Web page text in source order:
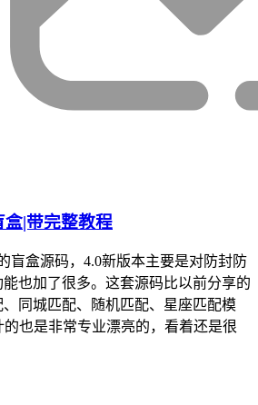
盒|带完整教程
盲盒源码，4.0新版本主要是对防封防
也加了很多。这套源码比以前分享的
同城匹配、随机匹配、星座匹配模
也是非常专业漂亮的，看着还是很